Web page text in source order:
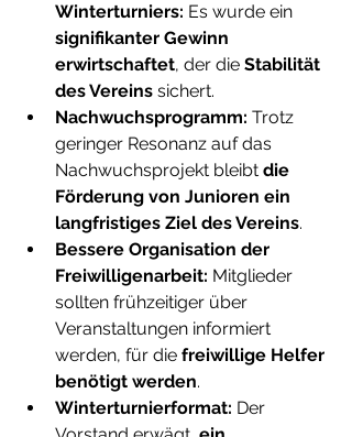
Winterturniers: Es wurde ein
signifikanter Gewinn
erwirtschaftet, der die Stabilität
des Vereins sichert.
Nachwuchsprogramm: Trotz
geringer Resonanz auf das
Nachwuchsprojekt bleibt die
Förderung von Junioren ein
langfristiges Ziel des Vereins.
Bessere Organisation der
Freiwilligenarbeit: Mitglieder
sollten frühzeitiger über
Veranstaltungen informiert
werden, für die freiwillige Helfer
benötigt werden.
Winterturnierformat: Der